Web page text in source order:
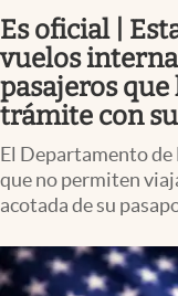
Espiritual
Streaming
Lifestyle
Es oficial |
vuelos
pasajeros
trámite con
El Departamento de
que no permiten
acotada de su